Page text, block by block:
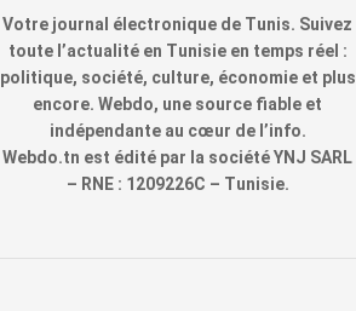
Votre journal électronique de Tunis. Suivez
toute l’actualité en Tunisie en temps réel :
politique, société, culture, économie et plus
encore. Webdo, une source fiable et
indépendante au cœur de l’info.
Webdo.tn est édité par la société YNJ SARL
– RNE : 1209226C – Tunisie.